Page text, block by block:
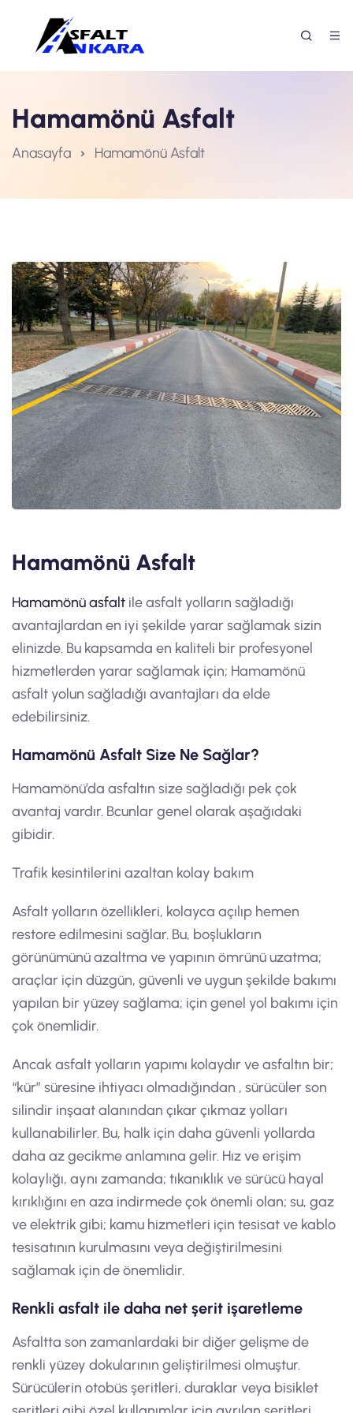
Hamamönü Asfalt
Anasayfa Hamamönü Asfalt
Hamamönü Asfalt
Hamamönü asfalt ile asfalt yolların sağladığı
avantajlardan en iyi şekilde yarar sağlamak sizin
elinizde. Bu kapsamda en kaliteli bir profesyonel
hizmetlerden yarar sağlamak için; Hamamönü
asfalt yolun sağladığı avantajları da elde
edebilirsiniz.
Hamamönü Asfalt Size Ne Sağlar?
Hamamönü’da asfaltın size sağladığı pek çok
avantaj vardır. Bcunlar genel olarak aşağıdaki
gibidir.
Trafik kesintilerini azaltan kolay bakım
Asfalt yolların özellikleri, kolayca açılıp hemen
restore edilmesini sağlar. Bu, boşlukların
görünümünü azaltma ve yapının ömrünü uzatma;
araçlar için düzgün, güvenli ve uygun şekilde bakımı
yapılan bir yüzey sağlama; için genel yol bakımı için
çok önemlidir.
Ancak asfalt yolların yapımı kolaydır ve asfaltın bir;
“kür” süresine ihtiyacı olmadığından , sürücüler son
silindir inşaat alanından çıkar çıkmaz yolları
kullanabilirler. Bu, halk için daha güvenli yollarda
daha az gecikme anlamına gelir. Hız ve erişim
kolaylığı, aynı zamanda; tıkanıklık ve sürücü hayal
kırıklığını en aza indirmede çok önemli olan; su, gaz
ve elektrik gibi; kamu hizmetleri için tesisat ve kablo
tesisatının kurulmasını veya değiştirilmesini
sağlamak için de önemlidir.
Renkli asfalt ile daha net şerit işaretleme
Asfaltta son zamanlardaki bir diğer gelişme de
renkli yüzey dokularının geliştirilmesi olmuştur.
Sürücülerin otobüs şeritleri, duraklar veya bisiklet